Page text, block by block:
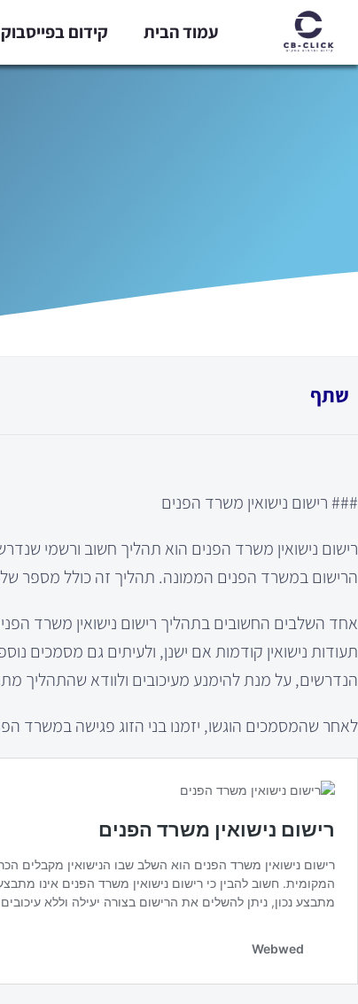
לתוכן
עמוד הבית קידום
שתף
### רישום נישואין משרד הפנים
רישום נישואין משרד הפנים הוא תהליך חשוב ורשמי
הרישום במשרד הפנים הממונה. תהליך זה כולל מספר
אחד השלבים החשובים בתהליך רישום נישואין משרד
תעודות נישואין קודמות אם ישנן, ולעיתים גם
הנדרשים, על מנת להימנע מעיכובים ולוודא שהתהליך
לאחר שהמסמכים הוגשו, יזמנו בני הזוג פגישה במשרד